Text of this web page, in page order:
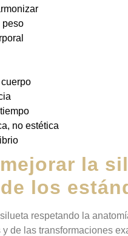
peso
no estética
la
los
respetando la
de las transformaciones